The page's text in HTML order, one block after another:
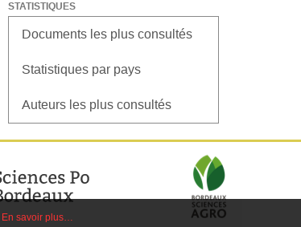
STATISTIQUES
Documents les plus consultés
Statistiques par pays
Auteurs les plus consultés
En savoir plus…